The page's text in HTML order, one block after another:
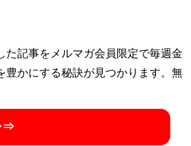
で執筆。母方の祖父はチャコット創
中学1年生の頃より、企業のホーム
を購入。その頃、買った値段より
校卒業後は就職、5年間の社会人経
使わず贅沢する「ドケチ快適」の
記事をメルマガ会員限定で毎週金
かにする秘訣が見つかります。無